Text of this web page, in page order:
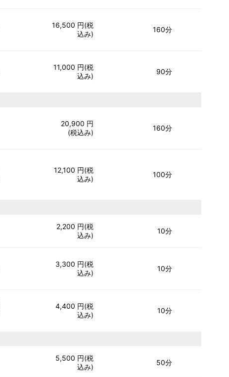
16,500 円(税
込み)
160分
11,000 円(税
込み)
90分
20,900 円
(税込み)
160分
12,100 円(税
込み)
100分
2,200 円(税
込み)
10分
3,300 円(税
込み)
10分
4,400 円(税
込み)
10分
5,500 円(税
込み)
50分